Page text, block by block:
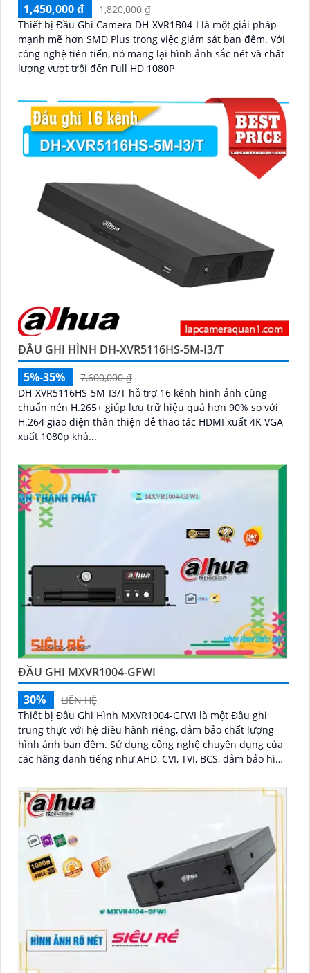
1,450,000 ₫
1,820,000 ₫
Thiết bị Đầu Ghi Camera DH-XVR1B04-I là một giải pháp
mạnh mẽ hơn SMD Plus trong việc giám sát ban đêm. Với
công nghệ tiên tiến, nó mang lại hình ảnh sắc nét và chất
lượng vượt trội đến Full HD 1080P
ĐẦU GHI HÌNH DH-XVR5116HS-5M-I3/T
5%-35%
7,600,000 ₫
DH-XVR5116HS-5M-I3/T hỗ trợ 16 kênh hình ảnh cùng
chuẩn nén H.265+ giúp lưu trữ hiệu quả hơn 90% so với
H.264 giao diện thân thiện dễ thao tác HDMI xuất 4K VGA
xuất 1080p khả...
ĐẦU GHI MXVR1004-GFWI
30%
LIÊN HỆ
Thiết bị Đầu Ghi Hình MXVR1004-GFWI là một Đầu ghi
trung thực với hệ điều hành riêng, đảm bảo chất lượng
hình ảnh ban đêm. Sử dụng công nghệ chuyên dụng của
các hãng danh tiếng như AHD, CVI, TVI, BCS, đảm bảo hình